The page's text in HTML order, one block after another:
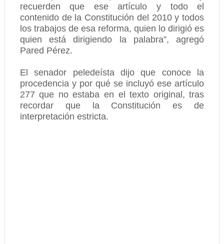
recuerden que ese artículo y todo el
contenido de la Constitución del 2010 y todos
los trabajos de esa reforma, quien lo dirigió es
quien está dirigiendo la palabra”, agregó
Pared Pérez.
El senador peledeísta dijo que conoce la
procedencia y por qué se incluyó ese artículo
277 que no estaba en el texto original, tras
recordar que la Constitución es de
interpretación estricta.